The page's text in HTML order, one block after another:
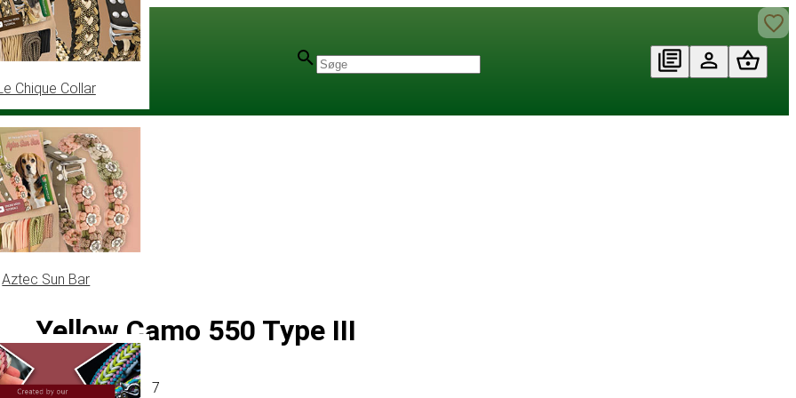
Chique Collar
Aztec Sun Bar
Yellow Camo 550 Type III
Artikel# MT010517